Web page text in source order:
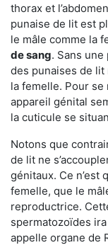
thorax et
punaise de lit est
le mâle comme la
de sang. Sans
des punaises de
la femelle. Pour
appareil génital
la cuticule se
Notons que
de lit ne
génitaux. Ce n’est
femelle, que le
reproductrice.
spermatozoïdes
appelle organe de